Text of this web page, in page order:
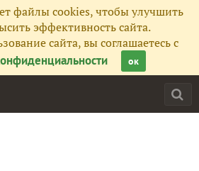
файлы cookies, чтобы улучшить
эффективность сайта.
сайта, вы соглашаетесь с
ок